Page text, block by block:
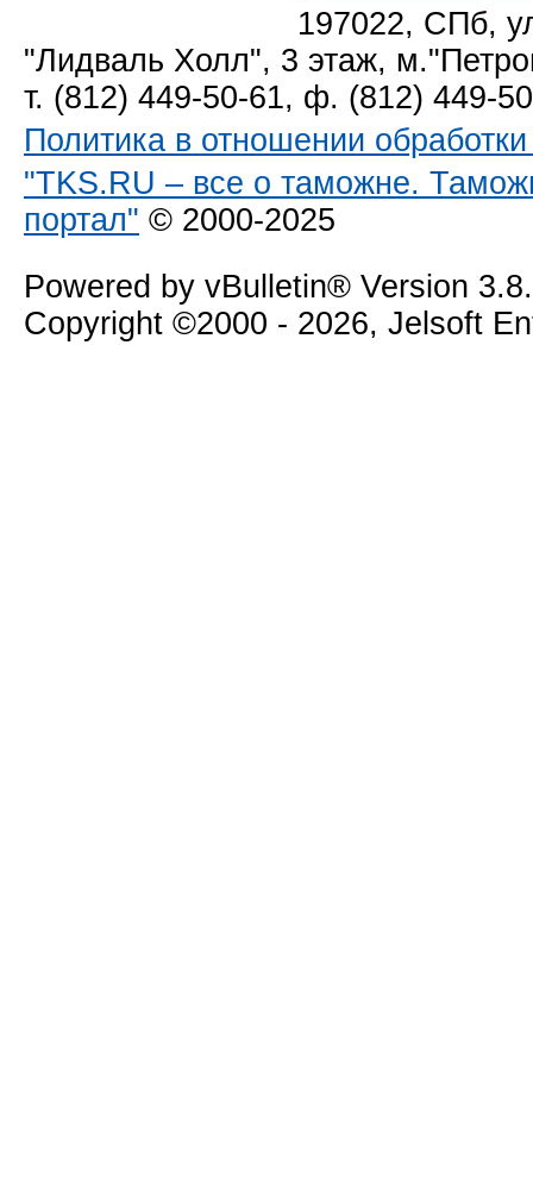
197022, СПб,
"Лидваль Холл", 3 этаж,
т. (812) 449-50-61, ф. (812) 449-
Политика в отношении
"TKS.RU – все о таможне.
портал" © 2000-2025
Powered by vBulletin® Version
Copyright ©2000 - 2026, Jelsoft